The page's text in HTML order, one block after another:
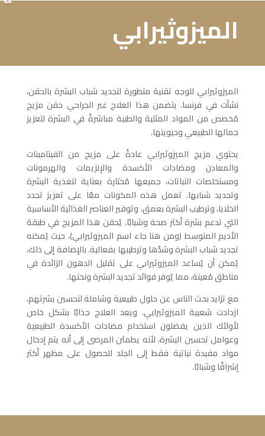
الميزوثيرابي
الميزوثيرابي للوجه تقنية متطورة لتجديد شباب البشرة بالحقن،
نشأت في فرنسا. يتضمن هذا العلاج غير الجراحي حقن مزيج
مُخصص من المواد المثلية والطبية مباشرةً في البشرة لتعزيز
جمالها الطبيعي وحيويتها.
يحتوي مزيج الميزوثيرابي عادةً على مزيج من الفيتامينات
والمعادن ومضادات الأكسدة والإنزيمات والهرمونات
ومستخلصات النباتات، جميعها مُختارة بعناية لتغذية البشرة
وتجديد شبابها. تعمل هذه المكونات معًا على تعزيز تجدد
الخلايا، وترطيب البشرة بعمق، وتوفير العناصر الغذائية الأساسية
التي تدعم بشرة أكثر صحة وشبابًا. يُحقن هذا المزيج في طبقة
الأديم المتوسط ​​(ومن هنا جاء اسم الميزوثيرابي)، حيث يُمكنه
تجديد شباب البشرة وشدّها وترطيبها بفعالية. بالإضافة إلى ذلك،
يُمكن أن يُساعد الميزوثيرابي على تقليل الدهون الزائدة في
مناطق مُعينة، مما يُوفر فوائد تجديد البشرة ونحتها.
مع تزايد بحث الناس عن حلول طبيعية وشاملة لتحسين بشرتهم،
ازدادت شعبية الميزوثيرابي. ويعد العلاج جذابًا بشكل خاص
لأولئك الذين يفضلون استخدام مضادات الأكسدة الطبيعية
وعوامل تحسين البشرة، لأنه يطمئن المرضى إلى أنه يتم إدخال
مواد مفيدة نباتية فقط إلى الجلد للحصول على مظهر أكثر
إشراقًا وشبابًا.